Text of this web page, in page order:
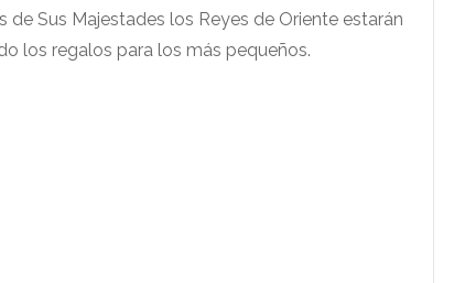
de Sus Majestades los Reyes de Oriente estarán
los regalos para los más pequeños.